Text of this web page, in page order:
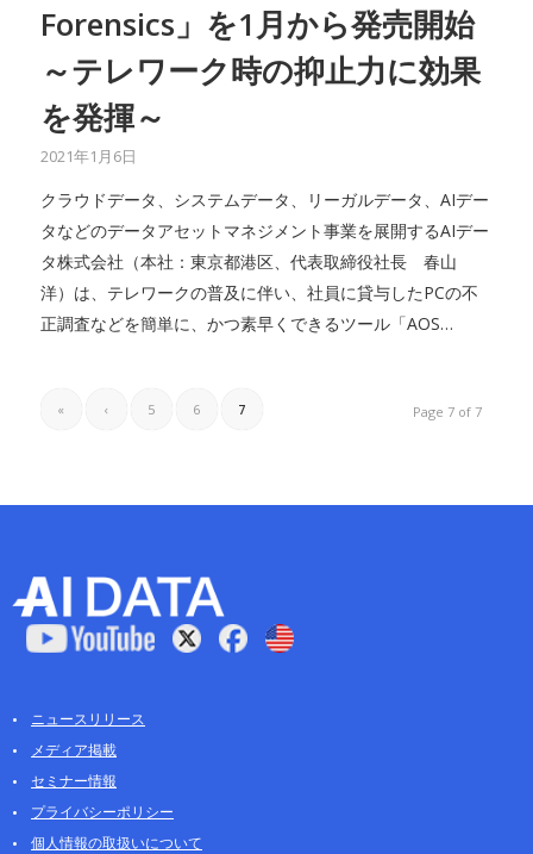
Forensics」を1月から発売開始
～テレワーク時の抑止力に効果
を発揮～
2021年1月6日
クラウドデータ、システムデータ、リーガルデータ、AIデー
タなどのデータアセットマネジメント事業を展開するAIデー
タ株式会社（本社：東京都港区、代表取締役社長 春山
洋）は、テレワークの普及に伴い、社員に貸与したPCの不
正調査などを簡単に、かつ素早くできるツール「AOS…
Page 7 of 7
« ‹ 5 6 7
ニュースリリース
メディア掲載
セミナー情報
プライバシーポリシー
個人情報の取扱いについて